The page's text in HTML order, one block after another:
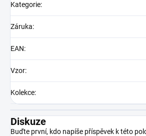
Kategorie:
Záruka:
EAN:
Vzor:
Kolekce:
Diskuze
Buďte první, kdo napíše příspěvek k této